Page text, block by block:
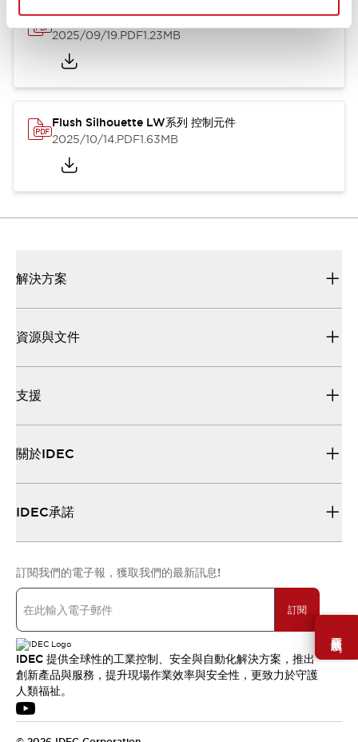
需要幫助嗎？
Flush Silhouette LW系列 控制元件 (英文版)
2025/09/19.PDF1.23MB
Flush Silhouette LW系列 控制元件
2025/10/14.PDF1.63MB
解決方案
資源與文件
支援
關於IDEC
IDEC承諾
訂閱我們的電子報，獲取我們的最新訊息!
訂閱
IDEC 提供全球性的工業控制、安全與自動化解決方案，推出
創新產品與服務，提升現場作業效率與安全性，更致力於守護
人類福祉。